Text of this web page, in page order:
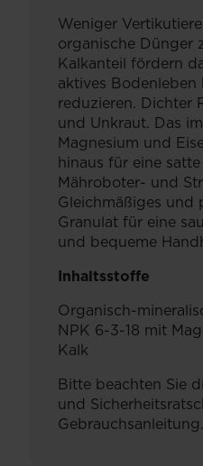
Weniger
organische Dünger
Kalkanteil fördern
aktives
reduzieren. Dichter
und Unkraut. Das
Magnesium und
hinaus für eine
Mähroboter- und
Gleichmäßiges und
Granulat für eine
und bequeme
Inhaltsstoffe
Organisch-
NPK 6-3-18 mit
Kalk
Bitte beachten Sie
und
Gebrauchsanleitung.